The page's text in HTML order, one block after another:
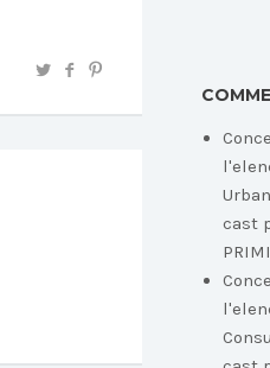
cast